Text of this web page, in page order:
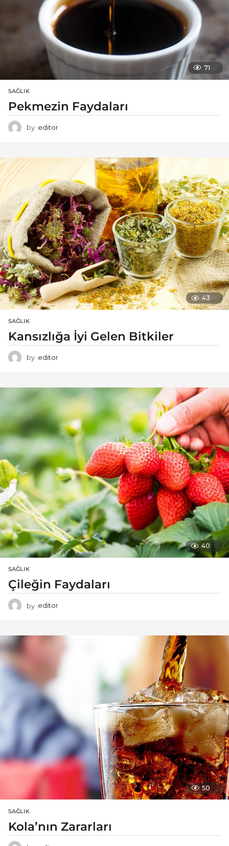
71
SAĞLIK
Pekmezin Faydaları
by editor
43
SAĞLIK
Kansızlığa İyi Gelen Bitkiler
by editor
40
SAĞLIK
Çileğin Faydaları
by editor
50
SAĞLIK
Kola’nın Zararları